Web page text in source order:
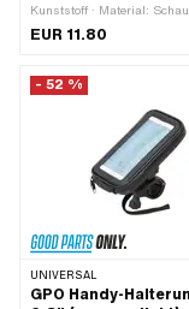
Kunststoff · Material:
Farbe: rot · Farbe: schwarz-
EUR 11.80
- 52 %
UNIVERSAL
GPO Handy-